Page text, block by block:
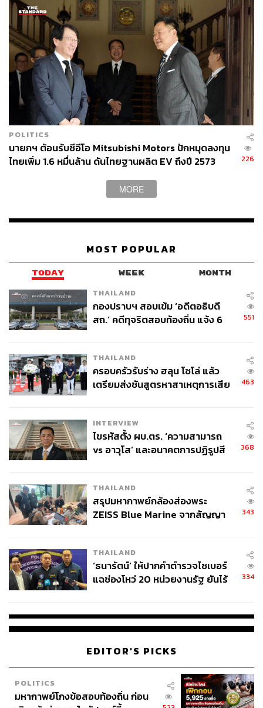
ถนัดกิจ จันกิเสน
Content Creator ประจำกองบรรณาธิการ
ธุรกิจ การตลาด เทคโนโลยี และชอบสำรวจ
โลกออฟไลน์และออนไลน์มาถอดรหัสความ
POLITICS
นายกฯ ต้อนรับซีอีโอ Mitsubishi Motors ปักหมุดลงทุน
ไทยเพิ่ม 1.6 หมื่นล้าน ดันไทยฐานผลิต EV ถึงปี 2573
226
MORE
MOST POPULAR
TODAY WEEK MONTH
THAILAND
กองปราบฯ สอบเข้ม ‘อดีตอธิบดี
สถ.’ คดีทุจริตสอบท้องถิ่น แจ้ง 6
551
THAILAND
ครอบครัวรับร่าง ฮลุน โซโล่ แล้ว
เตรียมส่งชันสูตรหาสาเหตุการเสีย
463
INTERVIEW
ไขรหัสตั้ง ผบ.ตร. ‘ความสามารถ
vs อาวุโส’ และอนาคตการปฏิรูปสี
368
THAILAND
สรุปมหากาพย์กล้องส่องพระ
ZEISS Blue Marine จากสัญญา
จ่ายหนี้-แอบระบุแบรนด์
343
THAILAND
‘ธนารัตน์’ ให้ปากคำตำรวจไซเบอร์
แฉช่องโหว่ 20 หน่วยงานรัฐ ยันไร้
334
EDITOR'S PICKS
POLITICS
มหากาพย์โกงข้อสอบท้องถิ่น ก่อน